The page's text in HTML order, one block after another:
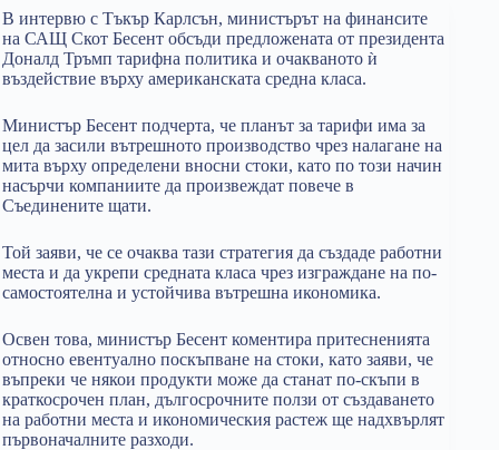
В интервю с Тъкър Карлсън, министърът на финансите
на САЩ Скот Бесент обсъди предложената от президента
Доналд Тръмп тарифна политика и очакваното ѝ
въздействие върху американската средна класа.
Министър Бесент подчерта, че планът за тарифи има за
цел да засили вътрешното производство чрез налагане на
мита върху определени вносни стоки, като по този начин
насърчи компаниите да произвеждат повече в
Съединените щати.
Той заяви, че се очаква тази стратегия да създаде работни
места и да укрепи средната класа чрез изграждане на по-
самостоятелна и устойчива вътрешна икономика.
Освен това, министър Бесент коментира притесненията
относно евентуално поскъпване на стоки, като заяви, че
въпреки че някои продукти може да станат по-скъпи в
краткосрочен план, дългосрочните ползи от създаването
на работни места и икономическия растеж ще надхвърлят
първоначалните разходи.